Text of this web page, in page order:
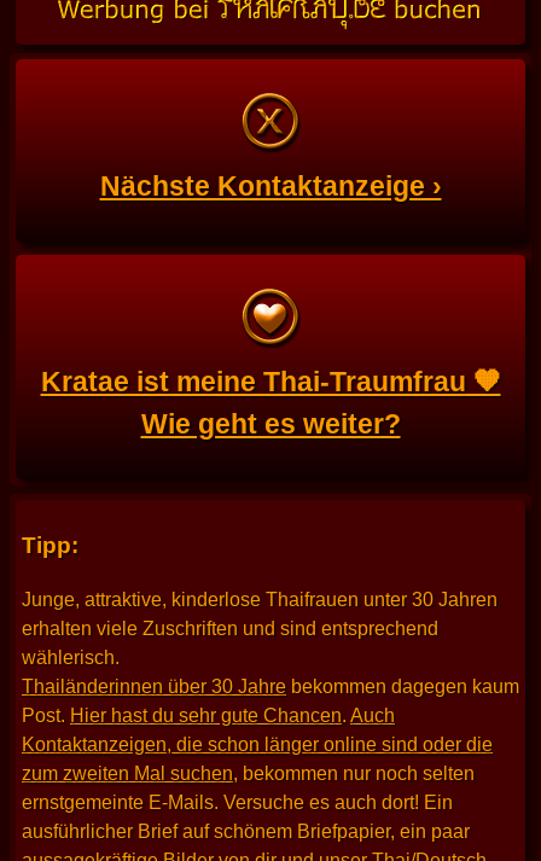
Nächste Kontaktanzeige ›
Kratae ist meine Thai-Traumfrau 🧡
Wie geht es weiter?
Tipp:
Junge, attraktive, kinderlose Thaifrauen unter 30 Jahren
erhalten viele Zuschriften und sind entsprechend
wählerisch.
Thailänderinnen über 30 Jahre bekommen dagegen kaum
Post. Hier hast du sehr gute Chancen. Auch
Kontaktanzeigen, die schon länger online sind oder die
zum zweiten Mal suchen, bekommen nur noch selten
ernstgemeinte E-Mails. Versuche es auch dort! Ein
ausführlicher Brief auf schönem Briefpapier, ein paar